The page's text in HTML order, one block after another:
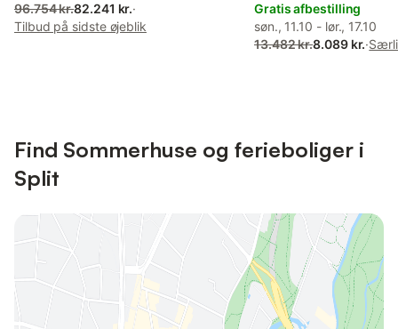
96.754 kr.82.241 kr.·
Tilbud på sidste øjeblik
Gratis afbestilling
søn., 11.10 - lør., 17.10
13.482 kr.8.089 kr.·
Find Sommerhuse og ferieboliger i
Split